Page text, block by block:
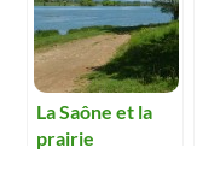
La Saône et la
prairie